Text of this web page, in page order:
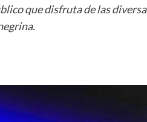
que disfruta de las